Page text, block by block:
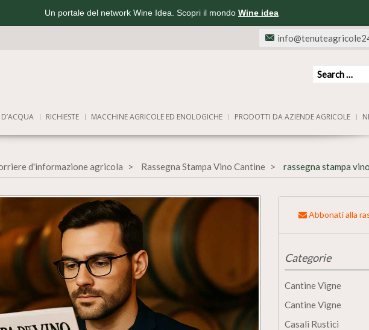
Un portale del network Wine Idea. Scopri il mondo Wine idea
RICHIESTE MACCHINE AGRICOLE ED ENOLOGICHE PRODOTTI DA AZIENDE AGRICOLE
d'informazione agricola Rassegna Stampa Vino Cantine rassegna stampa
Abbonati alla
Categorie
Cantine Vigne
Cantine Vigne
Casali Rustici